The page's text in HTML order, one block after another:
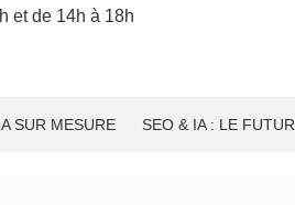
et de 14h à 18h
SUR MESURE SEO & IA : LE FUTUR